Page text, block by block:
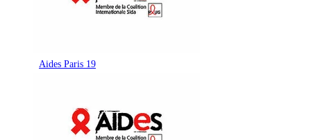
Aides Paris 19